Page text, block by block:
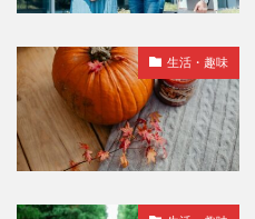
生活・趣味